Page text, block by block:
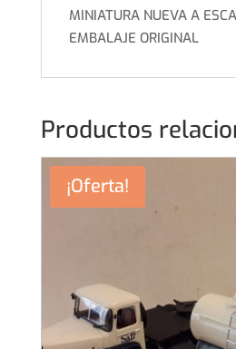
MINIATURA NUEVA A
EMBALAJE ORIGINAL
Productos
¡Oferta!